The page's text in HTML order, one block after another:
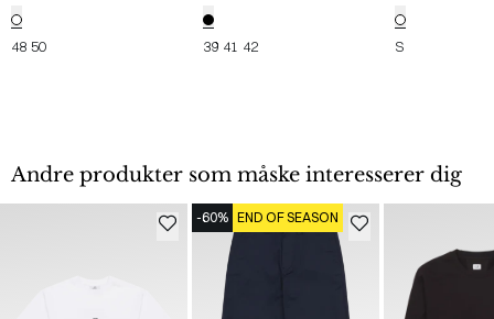
48 50 39 41 42 S
Andre produkter som måske interesserer dig
-60% END OF SEASON